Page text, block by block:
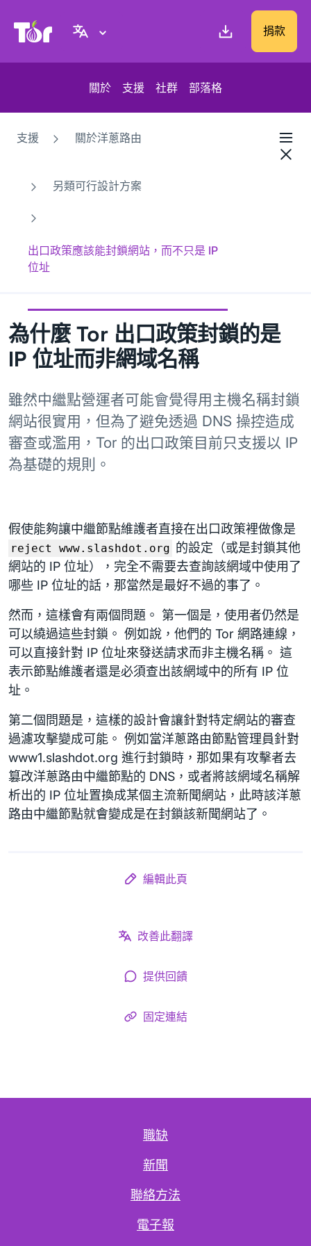
Tor Project 網站 捐款
關於 支援 社群 部落格
支援 關於洋蔥路由
另類可行設計方案
出口政策應該能封鎖網站，而不只是 IP
位址
為什麼 Tor 出口政策封鎖的是
IP 位址而非網域名稱
雖然中繼點營運者可能會覺得用主機名稱封鎖
網站很實用，但為了避免透過 DNS 操控造成
審查或濫用，Tor 的出口政策目前只支援以 IP
為基礎的規則。
假使能夠讓中繼節點維護者直接在出口政策裡做像是
reject www.slashdot.org 的設定（或是封鎖其他
網站的 IP 位址），完全不需要去查詢該網域中使用了
哪些 IP 位址的話，那當然是最好不過的事了。
然而，這樣會有兩個問題。 第一個是，使用者仍然是
可以繞過這些封鎖。 例如說，他們的 Tor 網路連線，
可以直接針對 IP 位址來發送請求而非主機名稱。 這
表示節點維護者還是必須查出該網域中的所有 IP 位
址。
第二個問題是，這樣的設計會讓針對特定網站的審查
過濾攻擊變成可能。 例如當洋蔥路由節點管理員針對
www1.slashdot.org 進行封鎖時，那如果有攻擊者去
篡改洋蔥路由中繼節點的 DNS，或者將該網域名稱解
析出的 IP 位址置換成某個主流新聞網站，此時該洋蔥
路由中繼節點就會變成是在封鎖該新聞網站了。
編輯此頁
改善此翻譯
提供回饋
固定連結
職缺
新聞
聯絡方法
電子報